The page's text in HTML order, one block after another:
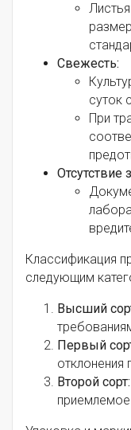
Свежесть:
суток
При
Отсутствие
Классификация
следующим
Высший
Первый
отклонения
Второй сорт: